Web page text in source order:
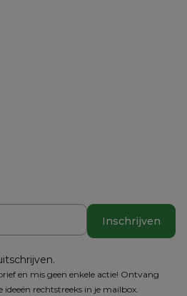
Inschrijven
en mis geen enkele actie! Ontvang
rechtstreeks in je mailbox.